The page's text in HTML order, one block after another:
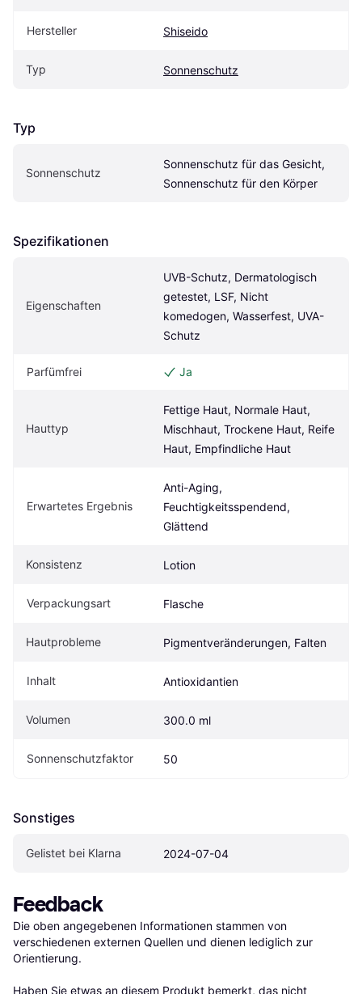
Hersteller Shiseido
Typ Sonnenschutz
Typ
Sonnenschutz
Sonnenschutz für das Gesicht,
Sonnenschutz für den Körper
Spezifikationen
Eigen­schaften
UVB-Schutz, Dermatologisch
getestet, LSF, Nicht
komedogen, Wasserfest, UVA-
Schutz
Parfümfrei Ja
Hauttyp
Fettige Haut, Normale Haut,
Mischhaut, Trockene Haut, Reife
Haut, Empfindliche Haut
Erwartetes Ergebnis
Anti-Aging,
Feuchtigkeitsspendend,
Glättend
Konsistenz Lotion
Verpackungsart Flasche
Hautprobleme Pigmentveränderungen, Falten
Inhalt Antioxidantien
Volumen 300.0 ml
Sonnenschutzfaktor 50
Sonstiges
Gelistet bei Klarna 2024-07-04
Feedback
Die oben angegebenen Informationen stammen von
verschiedenen externen Quellen und dienen lediglich zur
Orientierung.
Haben Sie etwas an diesem Produkt bemerkt, das nicht